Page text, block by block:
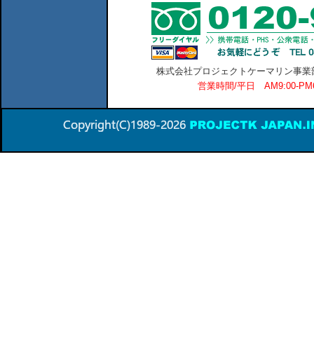
株式会社プロジェクトケーマリン事
営業時間/平日 AM9:00-